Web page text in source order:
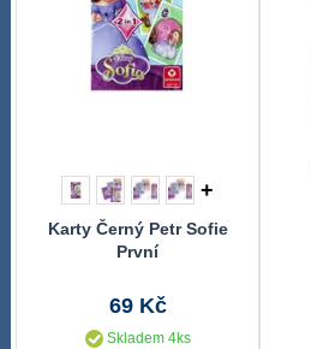
+
Karty Černý Petr Sofie
První
69 Kč
Skladem 4ks